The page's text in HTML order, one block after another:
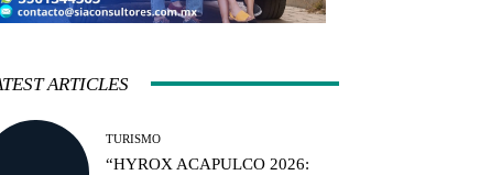
ARTICLES
TURISMO
“HYROX ACAPULCO 2026: